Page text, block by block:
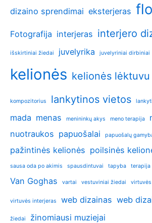
dizaino sprendimai eksterjeras
Fotografija interjeras interjero
išskirtiniai žiedai juvelyrika juvelyriniai dirbiniai
kelionės kelionės lėktuvu
kompozitorius lankytinos vietos
mada menas menininkų akys meno terapija
nuotraukos papuošalai papuošalų
pažintinės kelionės poilsinės
sausa oda po akimis spausdintuvai tapyba terapija
Van Goghas vartai vestuviniai žiedai
virtuvės interjeras web dizainas web
žiedai žinomiausi muziejai